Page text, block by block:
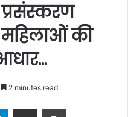
प्रसंस्करण
महिलाओं की
2 minutes read
TelegramShare via Email Print